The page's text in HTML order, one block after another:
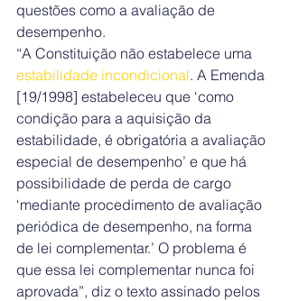
questões como a avaliação de
desempenho.
“A Constituição não estabelece uma
estabilidade incondicional. A Emenda
[19/1998] estabeleceu que ‘como
condição para a aquisição da
estabilidade, é obrigatória a avaliação
especial de desempenho’ e que há
possibilidade de perda de cargo
‘mediante procedimento de avaliação
periódica de desempenho, na forma
de lei complementar.’ O problema é
que essa lei complementar nunca foi
aprovada”, diz o texto assinado pelos